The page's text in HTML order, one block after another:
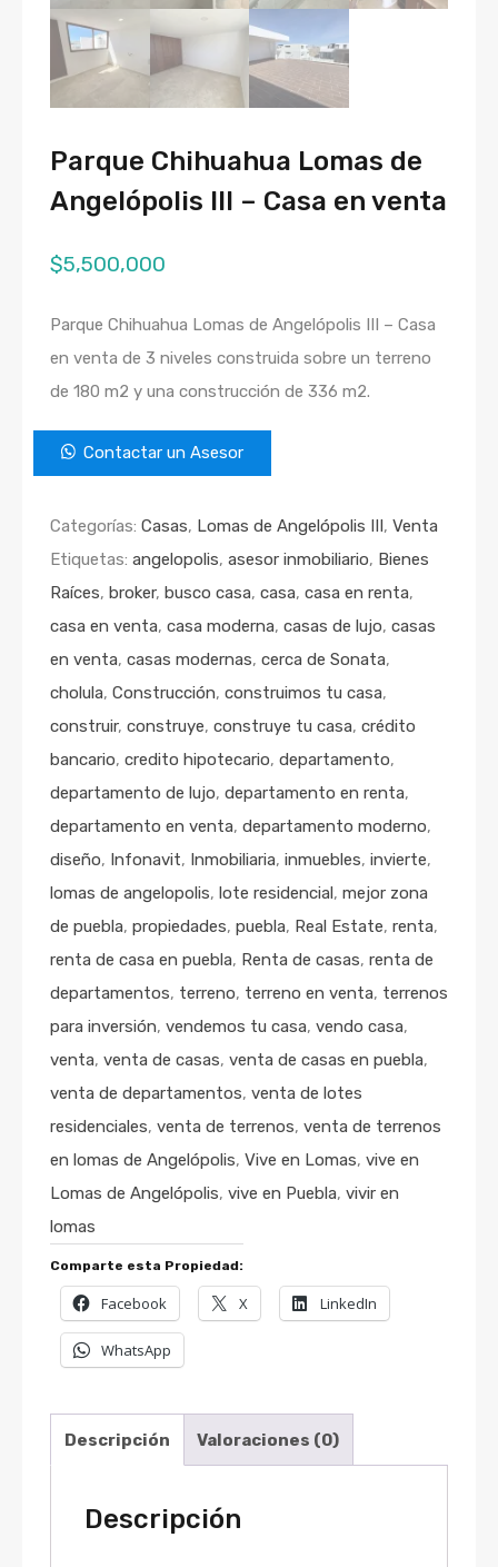
Parque Chihuahua Lomas de
Angelópolis III – Casa en venta
$5,500,000
Parque Chihuahua Lomas de Angelópolis III – Casa
en venta de 3 niveles construida sobre un terreno
de 180 m2 y una construcción de 336 m2.
Contactar un Asesor
Categorías: Casas, Lomas de Angelópolis III, Venta
Etiquetas: angelopolis, asesor inmobiliario, Bienes
Raíces, broker, busco casa, casa, casa en renta,
casa en venta, casa moderna, casas de lujo, casas
en venta, casas modernas, cerca de Sonata,
cholula, Construcción, construimos tu casa,
construir, construye, construye tu casa, crédito
bancario, credito hipotecario, departamento,
departamento de lujo, departamento en renta,
departamento en venta, departamento moderno,
diseño, Infonavit, Inmobiliaria, inmuebles, invierte,
lomas de angelopolis, lote residencial, mejor zona
de puebla, propiedades, puebla, Real Estate, renta,
renta de casa en puebla, Renta de casas, renta de
departamentos, terreno, terreno en venta, terrenos
para inversión, vendemos tu casa, vendo casa,
venta, venta de casas, venta de casas en puebla,
venta de departamentos, venta de lotes
residenciales, venta de terrenos, venta de terrenos
en lomas de Angelópolis, Vive en Lomas, vive en
Lomas de Angelópolis, vive en Puebla, vivir en
lomas
Comparte esta Propiedad:
Facebook X LinkedIn
WhatsApp
Descripción Valoraciones (0)
Descripción